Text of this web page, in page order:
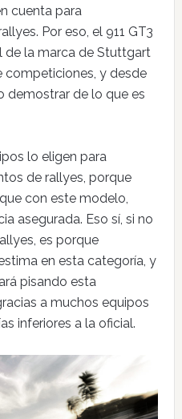
cuenta para
Por eso, el 911 GT3
de la marca de Stuttgart
competiciones, y desde
demostrar de lo que es
lo eligen para
de rallyes, porque
con este modelo,
asegurada. Eso sí, si no
es porque
en esta categoría, y
pisando esta
a muchos equipos
inferiores a la oficial.